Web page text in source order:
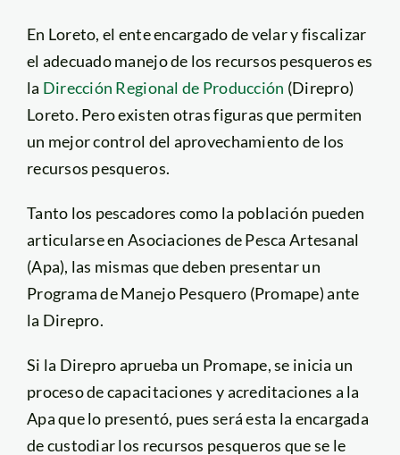
En Loreto, el ente encargado de velar y fiscalizar
el adecuado manejo de los recursos pesqueros es
la Dirección Regional de Producción (Direpro)
Loreto. Pero existen otras figuras que permiten
un mejor control del aprovechamiento de los
recursos pesqueros.
Tanto los pescadores como la población pueden
articularse en Asociaciones de Pesca Artesanal
(Apa), las mismas que deben presentar un
Programa de Manejo Pesquero (Promape) ante
la Direpro.
Si la Direpro aprueba un Promape, se inicia un
proceso de capacitaciones y acreditaciones a la
Apa que lo presentó, pues será esta la encargada
de custodiar los recursos pesqueros que se le